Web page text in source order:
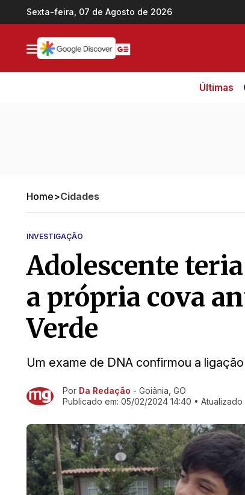
Ir direto pro conteúdo
Sexta-feira, 07 de Agosto de 2026
Últimas
Home>Cidades
INVESTIGAÇÃO
Adolescente
a própria cova
Verde
Um exame de DNA confirmou a
Ir direto pra matéria
Por Da Redação - Goiânia, GO
Publicado em: 05/02/2024 14:40 • Atualizado